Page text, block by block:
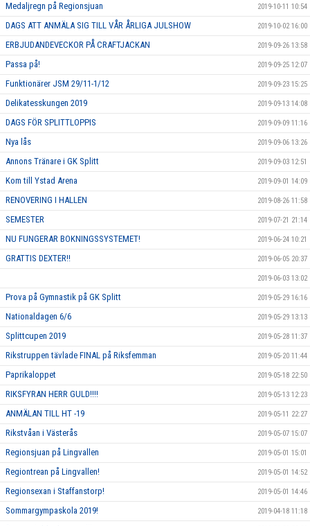
Medaljregn på Regionsjuan 2019-10-11 10:54
DAGS ATT ANMÄLA SIG TILL VÅR ÅRLIGA JULSHOW 2019-10-02 16:00
ERBJUDANDEVECKOR PÅ CRAFTJACKAN 2019-09-26 13:58
Passa på! 2019-09-25 12:07
Funktionärer JSM 29/11-1/12 2019-09-23 15:25
Delikatesskungen 2019 2019-09-13 14:08
DAGS FÖR SPLITTLOPPIS 2019-09-09 11:16
Nya lås 2019-09-06 13:26
Annons Tränare i GK Splitt 2019-09-03 12:51
Kom till Ystad Arena 2019-09-01 14:09
RENOVERING I HALLEN 2019-08-26 11:58
SEMESTER 2019-07-21 21:14
NU FUNGERAR BOKNINGSSYSTEMET! 2019-06-24 10:21
GRATTIS DEXTER!! 2019-06-05 20:37
2019-06-03 13:02
Prova på Gymnastik på GK Splitt 2019-05-29 16:16
Nationaldagen 6/6 2019-05-29 13:13
Splittcupen 2019 2019-05-28 11:37
Rikstruppen tävlade FINAL på Riksfemman 2019-05-20 11:44
Paprikaloppet 2019-05-18 22:50
RIKSFYRAN HERR GULD!!!! 2019-05-13 12:23
ANMÄLAN TILL HT -19 2019-05-11 22:27
Rikstvåan i Västerås 2019-05-07 15:07
Regionsjuan på Lingvallen 2019-05-01 15:01
Regiontrean på Lingvallen! 2019-05-01 14:52
Regionsexan i Staffanstorp! 2019-05-01 14:46
Sommargympaskola 2019! 2019-04-18 11:18